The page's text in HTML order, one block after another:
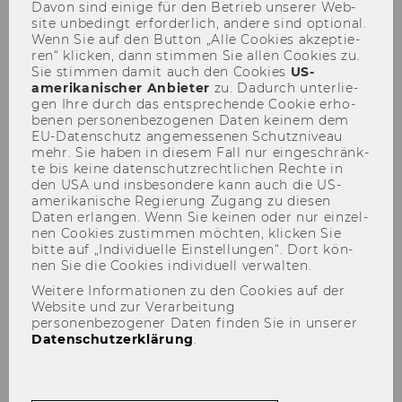
WU Forscher*innen unter den
besten 2% weltweit
TEILEN TEILEN
17. Oktober 2024
Die WU freut sich, mit 14 For­
scher*innen im „Full-​Career-Ranking“
sowie 17 For­schen­den im „Single-​Year-
Impact-Ranking“ ver­tre­ten zu sein!
Davon sind ei­ni­ge für den Be­trieb un­se­rer Web­
site un­be­dingt er­for­der­lich, an­de­re sind op­tio­nal.
Wenn Sie auf den But­ton „Alle Coo­kies ak­zep­tie­
ren“ kli­cken, dann stim­men Sie allen Coo­kies zu.
Sie stim­men damit auch den Coo­kies US-​
amerikanischer An­bie­ter zu. Da­durch un­ter­lie­
gen Ihre durch das ent­spre­chen­de Coo­kie er­ho­
be­nen per­so­nen­be­zo­ge­nen Daten kei­nem dem
EU-​Datenschutz an­ge­mes­se­nen Schutz­ni­veau
mehr. Sie haben in die­sem Fall nur ein­ge­schränk­
te bis keine da­ten­schutz­recht­li­chen Rech­te in
den USA und ins­be­son­de­re kann auch die US-​
amerikanische Re­gie­rung Zu­gang zu die­sen
Daten er­lan­gen. Wenn Sie kei­nen oder nur ein­zel­
nen Coo­kies zu­stim­men möch­ten, kli­cken Sie
bitte auf „In­di­vi­du­el­le Ein­stel­lun­gen“. Dort kön­
nen Sie die Coo­kies in­di­vi­du­ell ver­wal­ten.
Weitere Informationen zu den Cookies auf der
Website und zur Verarbeitung
personenbezogener Daten finden Sie in unserer
Datenschutzerklärung.